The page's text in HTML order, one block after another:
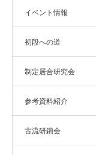
イベント情報
初段への道
制定居合研究会
参考資料紹介
古流研鑚会